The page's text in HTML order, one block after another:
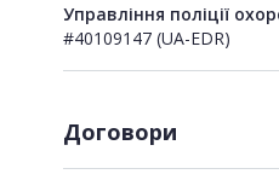
Управління поліції
#40109147 (UA-EDR)
Договори